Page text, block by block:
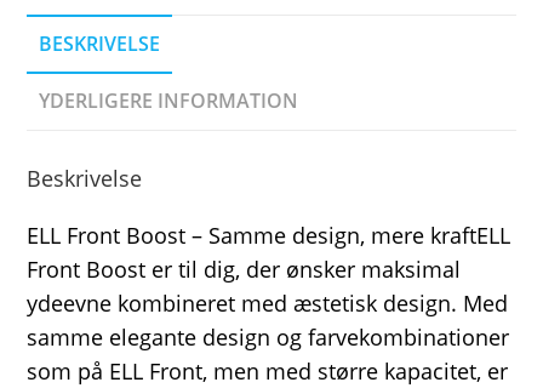
BESKRIVELSE
YDERLIGERE INFORMATION
Beskrivelse
ELL Front Boost – Samme design, mere kraftELL
Front Boost er til dig, der ønsker maksimal
ydeevne kombineret med æstetisk design. Med
samme elegante design og farvekombinationer
som på ELL Front, men med større kapacitet, er